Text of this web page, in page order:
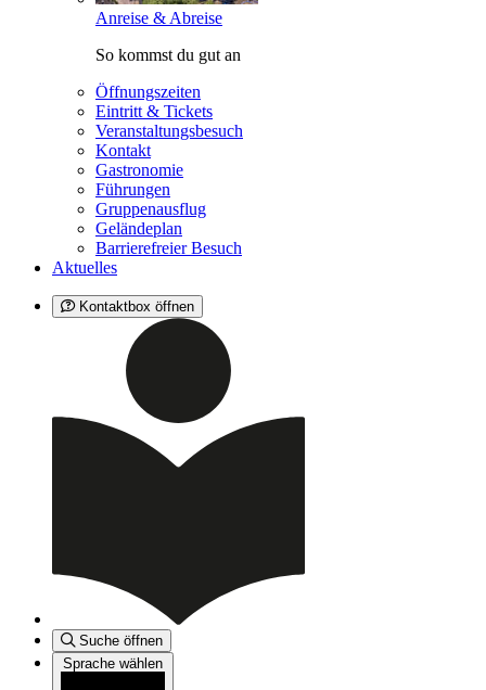
Anreise & Abreise
So kommst du gut an
Öffnungszeiten
Eintritt & Tickets
Veranstaltungsbesuch
Kontakt
Gastronomie
Führungen
Gruppenausflug
Geländeplan
Barrierefreier Besuch
Aktuelles
Kontaktbox öffnen
Suche öffnen
Sprache wählen